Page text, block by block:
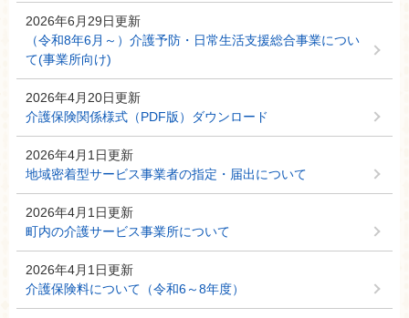
2026年6月29日更新
（令和8年6月～）介護予防・日常生活支援総合事業につい
て(事業所向け)
2026年4月20日更新
介護保険関係様式（PDF版）ダウンロード
2026年4月1日更新
地域密着型サービス事業者の指定・届出について
2026年4月1日更新
町内の介護サービス事業所について
2026年4月1日更新
介護保険料について（令和6～8年度）